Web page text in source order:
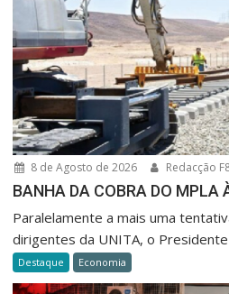
8 de Agosto de 2026 Redacção
BANHA DA COBRA DO MPLA
Paralelamente a mais uma
dirigentes da UNITA, o
Destaque Economia